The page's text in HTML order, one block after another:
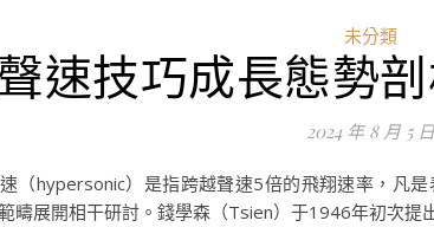
未分類
速技巧成長態勢
2024 年 8 月 5 日
（hypersonic）是指跨越聲速5倍的飛翔速率，凡
疇展開相干研討。錢學森（Tsien）于1946年初次提